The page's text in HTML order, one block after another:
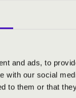
and ads, to
with our social
to them or that